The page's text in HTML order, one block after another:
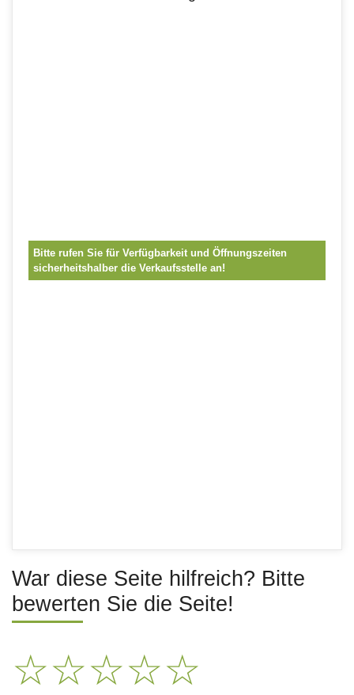
Bitte rufen Sie für Verfügbarkeit und Öffnungszeiten
sicherheitshalber die Verkaufsstelle an!
War diese Seite hilfreich? Bitte
bewerten Sie die Seite!
☆☆☆☆☆